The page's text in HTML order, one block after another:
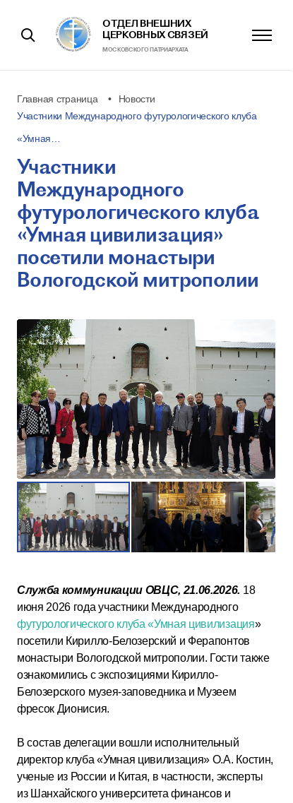
ОТДЕЛ ВНЕШНИХ
ЦЕРКОВНЫХ СВЯЗЕЙ
МОСКОВСКОГО ПАТРИАРХАТА
Главная страница
Новости
Участники Международного футурологического клуба
«Умная…
Участники
Международного
футурологического клуба
«Умная цивилизация»
посетили монастыри
Вологодской митрополии
Служба коммуникации ОВЦС, 21.06.2026. 18
июня 2026 года участники Международного
футурологического клуба «Умная цивилизация»
посетили Кирилло-Белозерский и Ферапонтов
монастыри Вологодской митрополии. Гости также
ознакомились с экспозициями Кирилло-
Белозерского музея-заповедника и Музеем
фресок Дионисия.
В состав делегации вошли исполнительный
директор клуба «Умная цивилизация» О.А. Костин,
ученые из России и Китая, в частности, эксперты
из Шанхайского университета финансов и